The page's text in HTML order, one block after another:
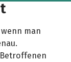
man